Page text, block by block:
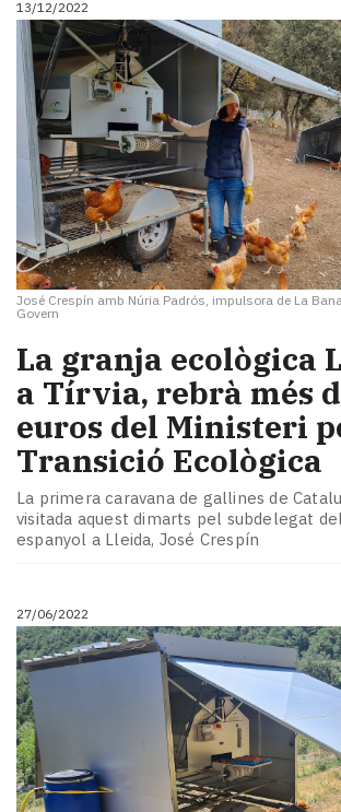
i
turisme
Cultura
Esports
Mai
tant!
TV
i
mitjans
El
temps
Reportatges
Entrevistes
A
escena!
Dis
la
teva!
Subscriptors
La
newsletter
Contingut
patrocinat
Lo
llegit...
Editorial
13/12/2022
José Crespín amb Núria Padrós, impulsora de La
Govern
La granja ecològica
a Tírvia, rebrà més
euros del Ministeri
Transició Ecològica
La primera caravana de gallines de
visitada aquest dimarts pel subdelegat
espanyol a Lleida, José Crespín
27/06/2022